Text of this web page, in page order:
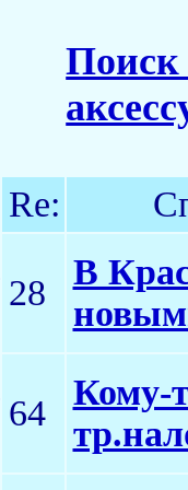
Поиск
Re:
28
В
64
Кому-